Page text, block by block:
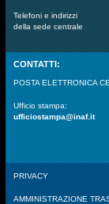
Telefoni e indirizzi
della sede centrale
CONTATTI:
POSTA ELETTRONICA
Ufficio stampa:
ufficiostampa@inaf.it
PRIVACY
AMMINISTRAZIONE